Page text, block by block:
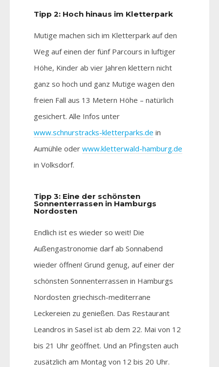
Tipp 2: Hoch hinaus im Kletterpark
Mutige machen sich im Kletterpark auf den
Weg auf einen der fünf Parcours in luftiger
Höhe, Kinder ab vier Jahren klettern nicht
ganz so hoch und ganz Mutige wagen den
freien Fall aus 13 Metern Höhe – natürlich
gesichert. Alle Infos unter
www.schnurstracks-kletterparks.de in
Aumühle oderwww.kletterwald-hamburg.de
in Volksdorf.
Tipp 3: Eine der schönsten
Sonnenterrassen in Hamburgs
Nordosten
Endlich ist es wieder so weit! Die
Außengastronomie darf ab Sonnabend
wieder öffnen! Grund genug, auf einer der
schönsten Sonnenterrassen in Hamburgs
Nordosten griechisch-mediterrane
Leckereien zu genießen. Das Restaurant
Leandros in Sasel ist ab dem 22. Mai von 12
bis 21 Uhr geöffnet. Und an Pfingsten auch
zusätzlich am Montag von 12 bis 20 Uhr.